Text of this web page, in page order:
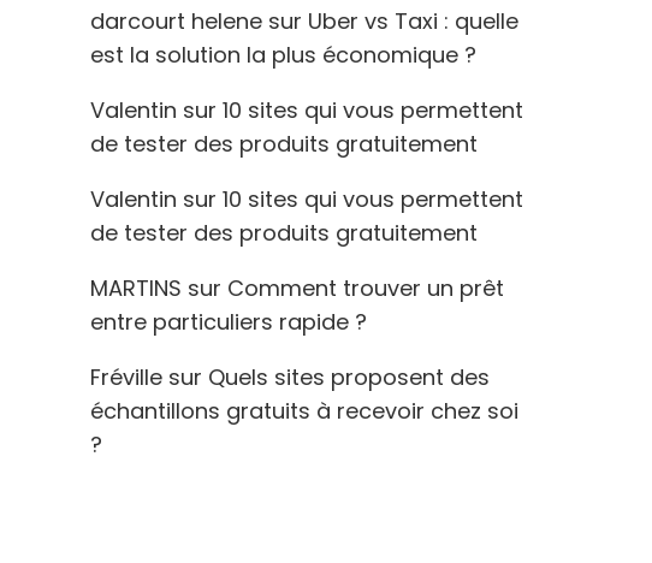
darcourt helene sur Uber vs Taxi : quelle
est la solution la plus économique ?
Valentin sur 10 sites qui vous permettent
de tester des produits gratuitement
Valentin sur 10 sites qui vous permettent
de tester des produits gratuitement
MARTINS sur Comment trouver un prêt
entre particuliers rapide ?
Fréville sur Quels sites proposent des
échantillons gratuits à recevoir chez soi
?